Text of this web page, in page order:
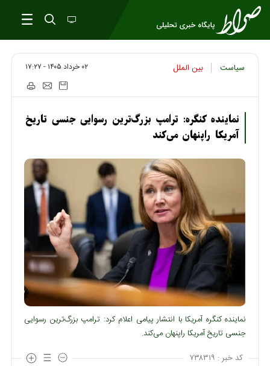
سیاست بین الملل ۰۲ خرداد ۱۴۰۵ - ۱۷:۲۷
نماینده کنگره: ترامپ بزرگ‌ترین رسوایی جنسی تاریخ
آمریکا راپنهان می‌کند
نماینده کنگره آمریکا با انتشار پیامی اعلام کرد: ترامپ بزرگ‌ترین رسوایی
جنسی تاریخ آمریکا راپنهان می‌کند.
کد خبر : ۷۳۸۳۱۹